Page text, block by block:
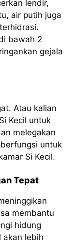
lendir,
air putih juga
bawah 2
gejala
Atau kalian
Kecil untuk
melegakan
untuk
Si Kecil.
Tepat
membantu
hidung
akan lebih